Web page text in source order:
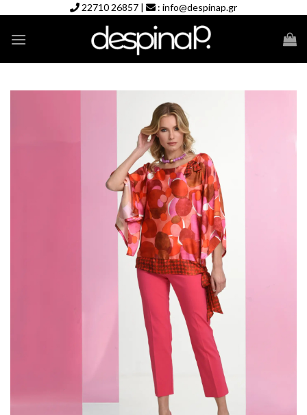
content
22710 26857 | : info@despinap.gr